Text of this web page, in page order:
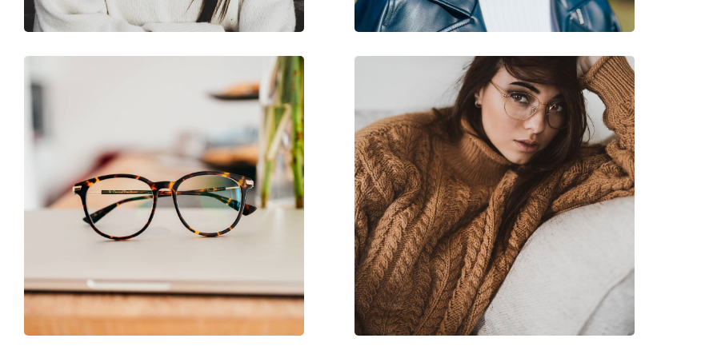
Code:
FT5616-B/V 054 56